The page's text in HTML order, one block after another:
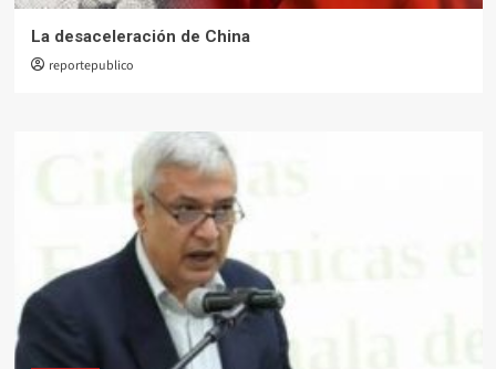
La desaceleración de China
reportepublico